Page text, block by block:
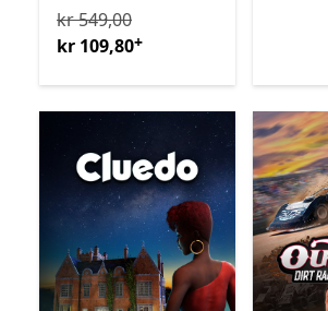
Opprinnelig kr 549,00 nå kr 109,80
kr 549,00
kr 109,80+